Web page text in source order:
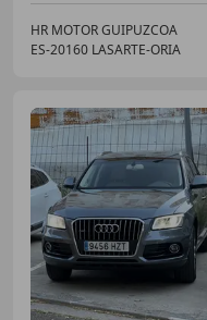
HR MOTOR GUIPUZCOA
ES-20160 LASARTE-ORIA